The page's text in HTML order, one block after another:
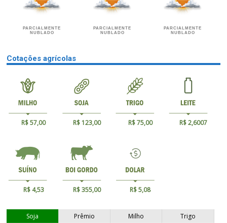
PARCIALMENTE
NUBLADO
PARCIALMENTE
NUBLADO
PARCIALMENTE
NUBLADO
Cotações agrícolas
R$ 57,00 R$ 123,00 R$ 75,00 R$ 2,6007
R$ 4,53 R$ 355,00 R$ 5,08
Soja Prêmio Milho
Trigo